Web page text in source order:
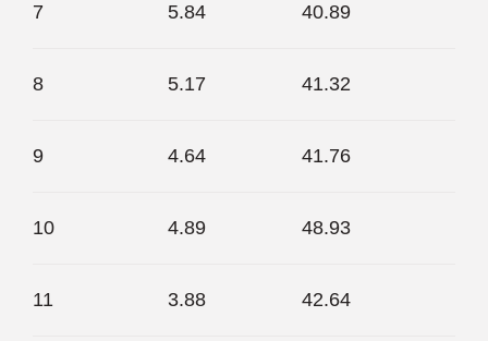
7 5.84 40.89
8 5.17 41.32
9 4.64 41.76
10 4.89 48.93
11 3.88 42.64